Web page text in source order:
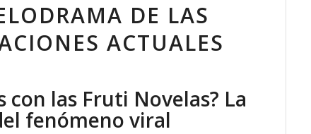
DE LAS
ACTUALES
con las Fruti Novelas? La
fenómeno viral